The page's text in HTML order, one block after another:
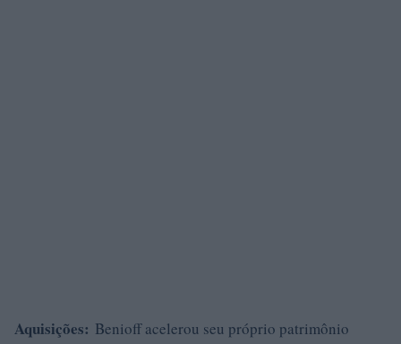
Aquisições: Benioff acelerou seu próprio patrimônio